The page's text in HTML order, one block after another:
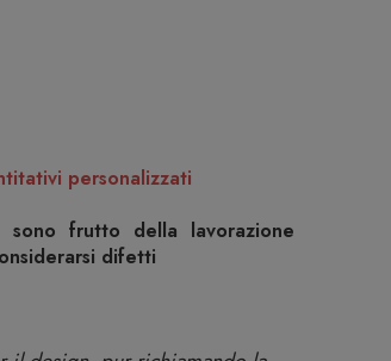
personalizzati
frutto della lavorazione
difetti